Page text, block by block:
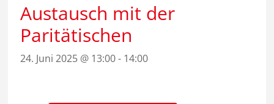
Austausch mit der
Paritätischen
24. Juni 2025 @ 13:00- 14:00